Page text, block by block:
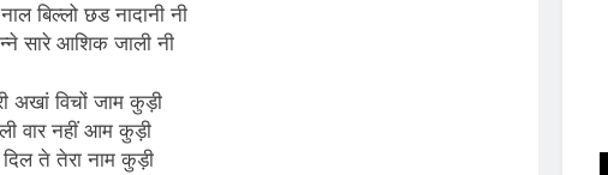
बिल्लो छड नादानी नी
सारे आशिक जाली नी
अखां विचों जाम कुड़ी
वार नहीं आम कुड़ी
दिल ते तेरा नाम कुड़ी